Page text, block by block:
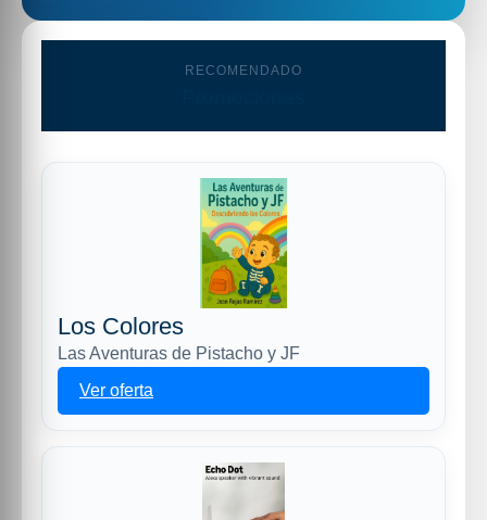
RECOMENDADO
Los Colores
Las Aventuras de Pistacho y JF
Ver oferta